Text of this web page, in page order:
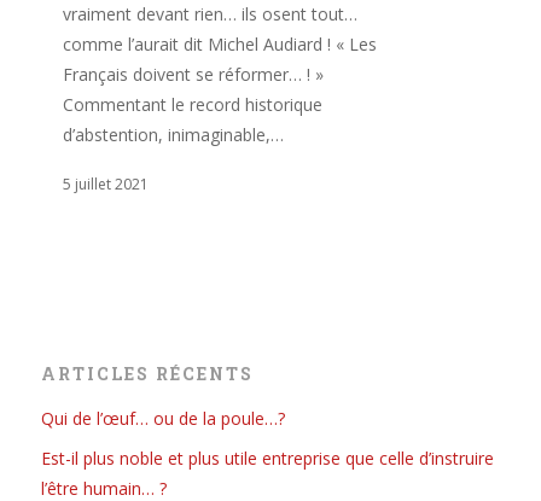
vraiment devant rien… ils osent tout…
comme l’aurait dit Michel Audiard ! « Les
Français doivent se réformer… ! »
Commentant le record historique
d’abstention, inimaginable,…
5 juillet 2021
ARTICLES RÉCENTS
Qui de l’œuf… ou de la poule…?
Est-il plus noble et plus utile entreprise que celle d’instruire
l’être humain… ?